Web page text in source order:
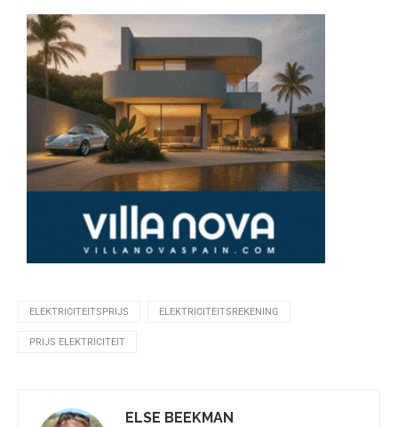
ELEKTRICITEITSPRIJS ELEKTRICITEITSREKENING
PRIJS ELEKTRICITEIT
ELSE BEEKMAN